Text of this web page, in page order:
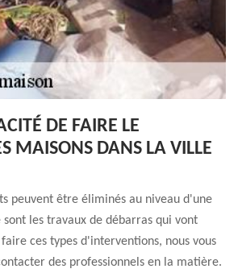
DE FAIRE LE
MAISONS DANS LA VILLE
peuvent être éliminés au niveau d'une
les travaux de débarras qui vont
ces types d'interventions, nous vous
des professionnels en la matière.